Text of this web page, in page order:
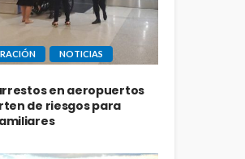
NOTICIAS
en aeropuertos
de riesgos para